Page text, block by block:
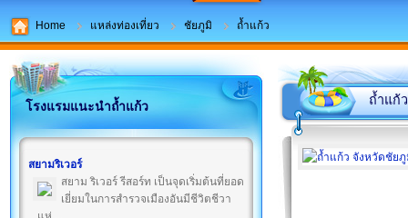
Home แหล่งท่องเที่ยว ชัยภูมิ ถ้ำแก้ว
โรงแรมแนะนำถ้ำแก้ว
สยามริเวอร์
สยาม ริเวอร์ รีสอร์ท เป็นจุดเริ่มต้นที่ยอด
เยี่ยมในการสำรวจเมืองอันมีชีวิตชีวา
ถ้ำแก้ว